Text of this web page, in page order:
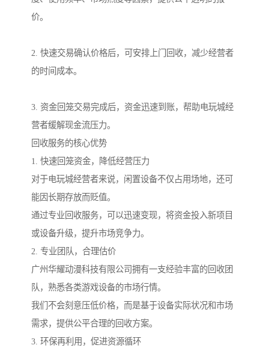
价。
2. 快速交易确认价格后，可安排上门回收，减少经营者
的时间成本。
3. 资金回笼交易完成后，资金迅速到账，帮助电玩城经
营者缓解现金流压力。
回收服务的核心优势
1. 快速回笼资金，降低经营压力
对于电玩城经营者来说，闲置设备不仅占用场地，还可
能因长期存放而贬值。
通过专业回收服务，可以迅速变现，将资金投入新项目
或设备升级，提升市场竞争力。
2. 专业团队，合理估价
广州华耀动漫科技有限公司拥有一支经验丰富的回收团
队，熟悉各类游戏设备的市场行情。
我们不会刻意压低价格，而是基于设备实际状况和市场
需求，提供公平合理的回收方案。
3. 环保再利用，促进资源循环